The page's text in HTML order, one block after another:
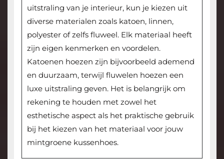
uitstraling van je interieur, kun je kiezen uit
diverse materialen zoals katoen, linnen,
polyester of zelfs fluweel. Elk materiaal heeft
zijn eigen kenmerken en voordelen.
Katoenen hoezen zijn bijvoorbeeld ademend
en duurzaam, terwijl fluwelen hoezen een
luxe uitstraling geven. Het is belangrijk om
rekening te houden met zowel het
esthetische aspect als het praktische gebruik
bij het kiezen van het materiaal voor jouw
mintgroene kussenhoes.